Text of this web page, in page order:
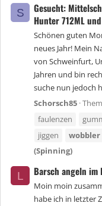
S
Gesucht:
Hunter 712ML
Schönen guten
neues Jahr! Mein
von Schweinfurt,
Jahren und bin
suche nun jedoch
Schorsch85
faulenzen
jiggen
wobbler
(Spinning)
L Barsch angeln im
Moin moin
habe ich in letzter